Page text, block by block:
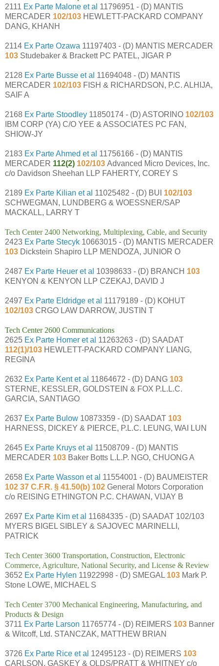
2111 Ex Parte Malone et al 11796951 - (D) MANTIS
MERCADER 102/103 HEWLETT-PACKARD COMPANY
DANG, KHANH
2114 Ex Parte Ozawa 11197403 - (D) MANTIS MERCADER
103 Studebaker & Brackett PC PATEL, JIGAR P
2128 Ex Parte Busse et al 11694048 - (D) MANTIS
MERCADER 102/103 FISH & RICHARDSON, P.C. ALHIJA,
SAIF A
2168 Ex Parte Stoodley 11850174 - (D) ASTORINO 102/103
IBM CORP (YA) C/O YEE & ASSOCIATES PC FAN,
SHIOW-JY
2183 Ex Parte Ahmed et al 11756166 - (D) MANTIS
MERCADER 112(2) 102/103 Advanced Micro Devices, Inc.
c/o Davidson Sheehan LLP FAHERTY, COREY S
2189 Ex Parte Kilian et al 11025482 - (D) BUI 102/103
SCHWEGMAN, LUNDBERG & WOESSNER/SAP
MACKALL, LARRY T
Tech Center 2400 Networking, Multiplexing, Cable, and Security
2423 Ex Parte Stecyk 10663015 - (D) MANTIS MERCADER
103 Dickstein Shapiro LLP MENDOZA, JUNIOR O
2487 Ex Parte Heuer et al 10398633 - (D) BRANCH 103
KENYON & KENYON LLP CZEKAJ, DAVID J
2497 Ex Parte Eldridge et al 11179189 - (D) KOHUT
102/103 CRGO LAW DARROW, JUSTIN T
Tech Center 2600 Communications
2625 Ex Parte Homer et al 11263263 - (D) SAADAT
112(1)/103 HEWLETT-PACKARD COMPANY LIANG,
REGINA
2632 Ex Parte Kent et al 11864672 - (D) DANG 103
STERNE, KESSLER, GOLDSTEIN & FOX P.L.L.C.
GARCIA, SANTIAGO
2637 Ex Parte Bulow 10873359 - (D) SAADAT 103
HARNESS, DICKEY & PIERCE, P.L.C. LEUNG, WAI LUN
2645 Ex Parte Kruys et al 11508709 - (D) MANTIS
MERCADER 103 Baker Botts L.L.P. NGO, CHUONG A
2658 Ex Parte Wasson et al 11554001 - (D) BAUMEISTER
102 37 C.F.R. § 41.50(b) 102 General Motors Corporation
c/o REISING ETHINGTON P.C. CHAWAN, VIJAY B
2697 Ex Parte Kim et al 11684335 - (D) SAADAT 102/103
MYERS BIGEL SIBLEY & SAJOVEC MARINELLI,
PATRICK
Tech Center 3600 Transportation, Construction, Electronic
Commerce, Agriculture, National Security, and License & Review
3652 Ex Parte Hylen 11922998 - (D) SMEGAL 103 Mark P.
Stone LOWE, MICHAEL S
Tech Center 3700 Mechanical Engineering, Manufacturing, and
Products & Design
3711 Ex Parte Larson 11765774 - (D) REIMERS 103 Banner
& Witcoff, Ltd. STANCZAK, MATTHEW BRIAN
3726 Ex Parte Rice et al 12495123 - (D) REIMERS 103
CARLSON, GASKEY & OLDS/PRATT & WHITNEY c/o